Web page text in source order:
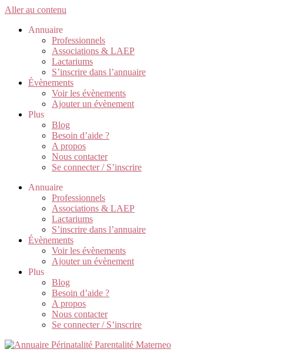
Aller au contenu
Annuaire
Professionnels
Associations & LAEP
Lactariums
S’inscrire dans l’annuaire
Évènements
Voir les évènements
Ajouter un évènement
Plus
Blog
Besoin d’aide ?
A propos
Nous contacter
Se connecter / S’inscrire
Annuaire
Professionnels
Associations & LAEP
Lactariums
S’inscrire dans l’annuaire
Évènements
Voir les évènements
Ajouter un évènement
Plus
Blog
Besoin d’aide ?
A propos
Nous contacter
Se connecter / S’inscrire